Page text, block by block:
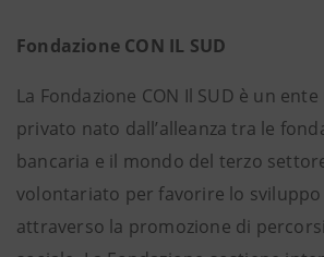
Fondazione CON IL SUD
La Fondazione CON Il SUD è un
privato nato dall’alleanza tra le
bancaria e il mondo del terzo
volontariato per favorire lo sviluppo
attraverso la promozione di